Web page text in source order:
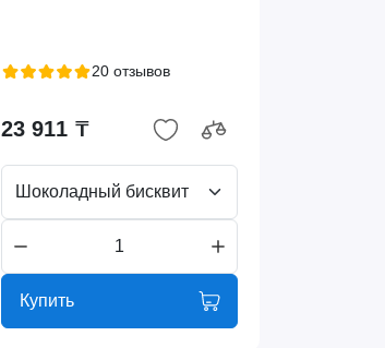
20 отзывов
23 911 ₸
Шоколадный бисквит
Купить